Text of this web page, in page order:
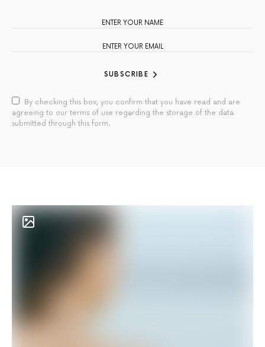
SUBSCRIBE
By checking this box, you confirm that you have read and are
agreeing to our terms of use regarding the storage of the data
submitted through this form.